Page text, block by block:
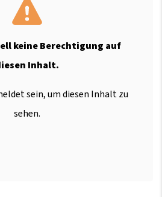
keine Berechtigung auf
Inhalt.
sein, um diesen Inhalt zu
sehen.